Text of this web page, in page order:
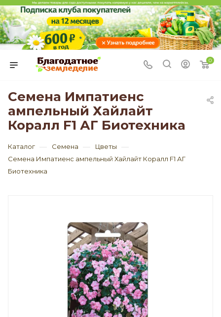
0
Семена Импатиенс
ампельный Хайлайт
Коралл F1 АГ Биотехника
Каталог — Семена — Цветы —
Семена Импатиенс ампельный Хайлайт Коралл F1 АГ
Биотехника